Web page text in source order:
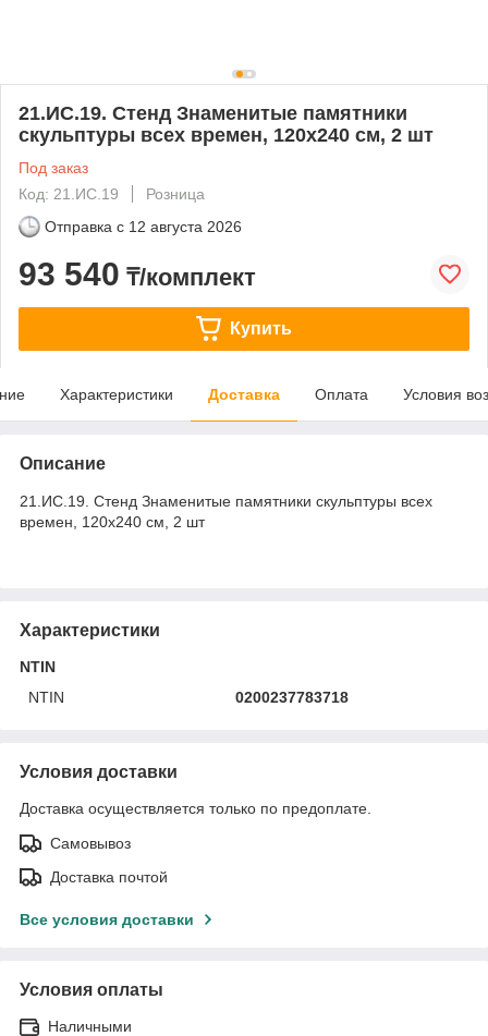
21.ИС.19. Стенд Знаменитые памятники
скульптуры всех времен, 120х240 см, 2 шт
Под заказ
Код: 21.ИС.19
Розница
Отправка с 12 августа 2026
93 540 ₸/комплект
Купить
Характеристики Доставка Оплата Условия
Описание
21.ИС.19. Стенд Знаменитые памятники скульптуры всех
времен, 120х240 см, 2 шт
Характеристики
NTIN
NTIN
0200237783718
Условия доставки
Доставка осуществляется только по предоплате.
Самовывоз
Доставка почтой
Все условия доставки
Условия оплаты
Наличными